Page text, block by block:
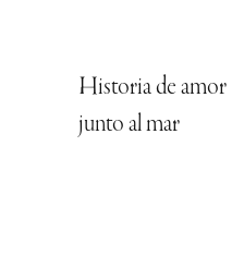
Historia de amor
junto al mar